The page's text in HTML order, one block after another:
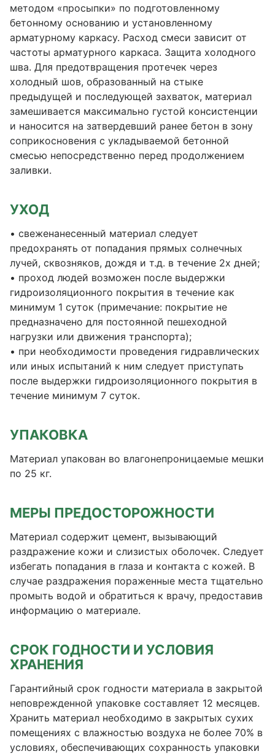
методом «просыпки» по подготовленному
бетонному основанию и установленному
арматурному каркасу. Расход смеси зависит от
частоты арматурного каркаса. Защита холодного
шва. Для предотвращения протечек через
холодный шов, образованный на стыке
предыдущей и последующей захваток, материал
замешивается максимально густой консистенции
и наносится на затвердевший ранее бетон в зону
соприкосновения с укладываемой бетонной
смесью непосредственно перед продолжением
заливки.
УХОД
• свеженанесенный материал следует
предохранять от попадания прямых солнечных
лучей, сквозняков, дождя и т.д. в течение 2х дней;
• проход людей возможен после выдержки
гидроизоляционного покрытия в течение как
минимум 1 суток (примечание: покрытие не
предназначено для постоянной пешеходной
нагрузки или движения транспорта);
• при необходимости проведения гидравлических
или иных испытаний к ним следует приступать
после выдержки гидроизоляционного покрытия в
течение минимум 7 суток.
УПАКОВКА
Материал упакован во влагонепроницаемые мешки
по 25 кг.
МЕРЫ ПРЕДОСТОРОЖНОСТИ
Материал содержит цемент, вызывающий
раздражение кожи и слизистых оболочек. Следует
избегать попадания в глаза и контакта с кожей. В
случае раздражения пораженные места тщательно
промыть водой и обратиться к врачу, предоставив
информацию о материале.
СРОК ГОДНОСТИ И УСЛОВИЯ
ХРАНЕНИЯ
Гарантийный срок годности материала в закрытой
неповрежденной упаковке составляет 12 месяцев.
Хранить материал необходимо в закрытых сухих
помещениях с влажностью воздуха не более 70% в
условиях, обеспечивающих сохранность упаковки